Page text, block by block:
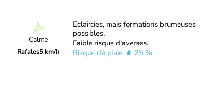
Calme
Rafales5 km/h
Eclaircies, mais formations brumeuses
possibles.
Faible risque d'averses.
Risque de pluie
25 %